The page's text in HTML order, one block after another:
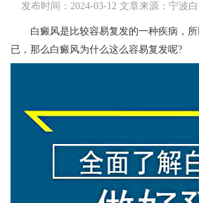
发布时间：2024-03-12 文章来源：宁波
白癜风是比较容易复发的一种疾病，所
已，那么白癜风为什么这么容易复发呢?